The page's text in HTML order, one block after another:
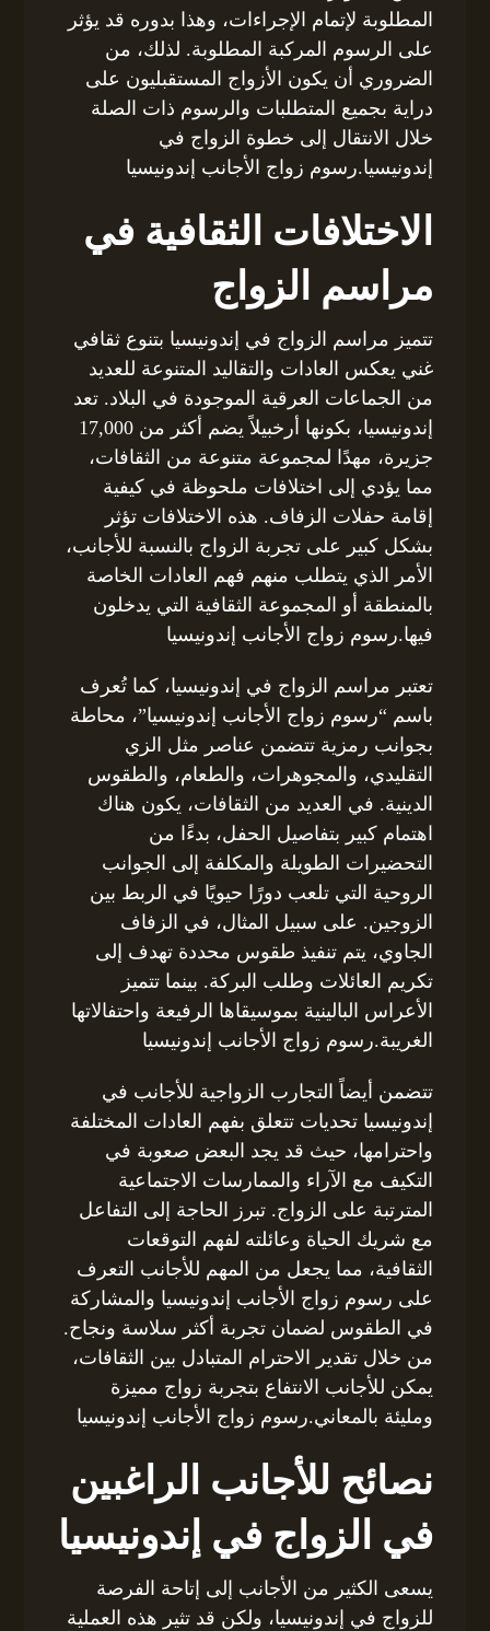
المطلوبة لإتمام الإجراءات، وهذا بدوره قد يؤثر
على الرسوم المركبة المطلوبة. لذلك، من
الضروري أن يكون الأزواج المستقبليون على
دراية بجميع المتطلبات والرسوم ذات الصلة
خلال الانتقال إلى خطوة الزواج في
إندونيسيا.رسوم زواج الأجانب إندونيسيا
الاختلافات الثقافية في
مراسم الزواج
تتميز مراسم الزواج في إندونيسيا بتنوع ثقافي
غني يعكس العادات والتقاليد المتنوعة للعديد
من الجماعات العرقية الموجودة في البلاد. تعد
إندونيسيا، بكونها أرخبيلاً يضم أكثر من 17,000
جزيرة، مهدًا لمجموعة متنوعة من الثقافات،
مما يؤدي إلى اختلافات ملحوظة في كيفية
إقامة حفلات الزفاف. هذه الاختلافات تؤثر
بشكل كبير على تجربة الزواج بالنسبة للأجانب،
الأمر الذي يتطلب منهم فهم العادات الخاصة
بالمنطقة أو المجموعة الثقافية التي يدخلون
فيها.رسوم زواج الأجانب إندونيسيا
تعتبر مراسم الزواج في إندونيسيا، كما تُعرف
باسم “رسوم زواج الأجانب إندونيسيا”، محاطة
بجوانب رمزية تتضمن عناصر مثل الزي
التقليدي، والمجوهرات، والطعام، والطقوس
الدينية. في العديد من الثقافات، يكون هناك
اهتمام كبير بتفاصيل الحفل، بدءًا من
التحضيرات الطويلة والمكلفة إلى الجوانب
الروحية التي تلعب دورًا حيويًا في الربط بين
الزوجين. على سبيل المثال، في الزفاف
الجاوي، يتم تنفيذ طقوس محددة تهدف إلى
تكريم العائلات وطلب البركة. بينما تتميز
الأعراس البالينية بموسيقاها الرفيعة واحتفالاتها
الغريبة.رسوم زواج الأجانب إندونيسيا
تتضمن أيضاً التجارب الزواجية للأجانب في
إندونيسيا تحديات تتعلق بفهم العادات المختلفة
واحترامها، حيث قد يجد البعض صعوبة في
التكيف مع الآراء والممارسات الاجتماعية
المترتبة على الزواج. تبرز الحاجة إلى التفاعل
مع شريك الحياة وعائلته لفهم التوقعات
الثقافية، مما يجعل من المهم للأجانب التعرف
على رسوم زواج الأجانب إندونيسيا والمشاركة
في الطقوس لضمان تجربة أكثر سلاسة ونجاح.
من خلال تقدير الاحترام المتبادل بين الثقافات،
يمكن للأجانب الانتفاع بتجربة زواج مميزة
ومليئة بالمعاني.رسوم زواج الأجانب إندونيسيا
نصائح للأجانب الراغبين
في الزواج في إندونيسيا
يسعى الكثير من الأجانب إلى إتاحة الفرصة
للزواج في إندونيسيا، ولكن قد تثير هذه العملية